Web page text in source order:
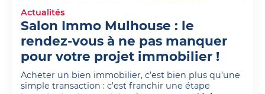
Actualités
Salon Immo Mulhouse : le
rendez-vous à ne pas manquer
pour votre projet immobilier !
Acheter un bien immobilier, c’est bien plus qu’une
simple transaction : c’est franchir une étape